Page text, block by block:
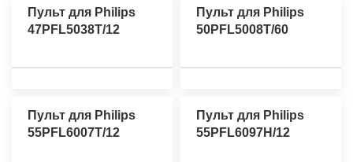
Пульт для Philips
47PFL5038T/12
Пульт для Philips
50PFL5008T/60
Пульт для Philips
55PFL6007T/12
Пульт для Philips
55PFL6097H/12